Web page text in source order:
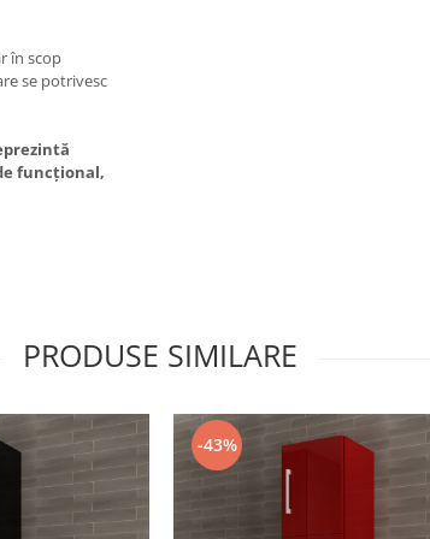
în scop
se potrivesc
funcțional,
PRODUSE SIMILARE
-43%